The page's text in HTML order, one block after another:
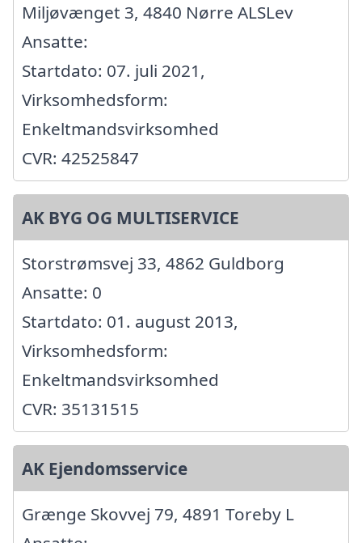
Miljøvænget 3, 4840 Nørre ALSLev
Ansatte:
Startdato: 07. juli 2021,
Virksomhedsform:
Enkeltmandsvirksomhed
CVR: 42525847
AK BYG OG MULTISERVICE
Storstrømsvej 33, 4862 Guldborg
Ansatte: 0
Startdato: 01. august 2013,
Virksomhedsform:
Enkeltmandsvirksomhed
CVR: 35131515
AK Ejendomsservice
Grænge Skovvej 79, 4891 Toreby L